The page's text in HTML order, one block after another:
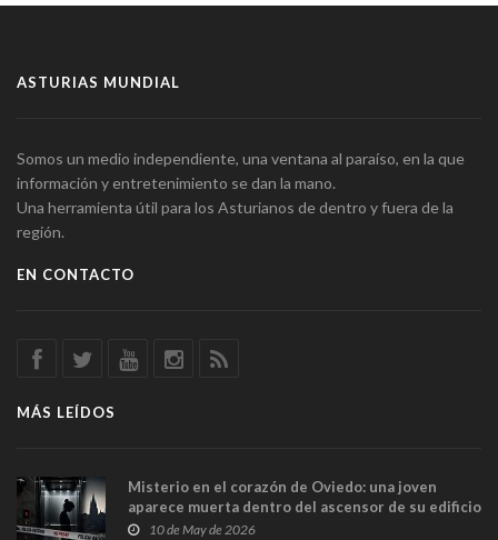
ASTURIAS MUNDIAL
Somos un medio independiente, una ventana al paraíso, en la que
información y entretenimiento se dan la mano.
Una herramienta útil para los Asturianos de dentro y fuera de la
región.
EN CONTACTO
MÁS LEÍDOS
Misterio en el corazón de Oviedo: una joven
aparece muerta dentro del ascensor de su edificio
y las cámaras captan sus últimos minutos
10 de May de 2026